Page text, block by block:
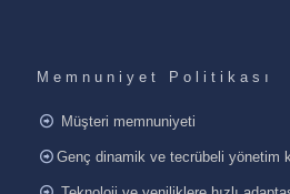
Memnuniyet Politikası
Müşteri memnuniyeti
Genç dinamik ve tecrübeli yönetim